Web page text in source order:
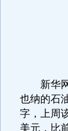
新华网
也纳的石
字，上周
美元，比